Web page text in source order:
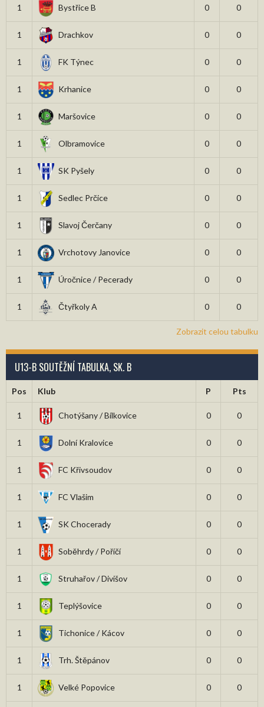
1 Bystřice B 0 0
1 Drachkov 0 0
1 FK Týnec 0 0
1 Krhanice 0 0
1 Maršovice 0 0
1 Olbramovice 0 0
1 SK Pyšely 0 0
1 Sedlec Prčice 0 0
1 Slavoj Čerčany 0 0
1 Vrchotovy Janovice 0 0
1 Úročnice / Pecerady 0 0
1 Čtyřkoly A 0 0
Zobrazit celou tabulku
U13-B SOUTĚŽNÍ TABULKA, SK. B
Pos Klub P Pts
1 Chotýšany / Bílkovice 0 0
1 Dolní Kralovice 0 0
1 FC Křivsoudov 0 0
1 FC Vlašim 0 0
1 SK Chocerady 0 0
1 Soběhrdy / Poříčí 0 0
1 Struhařov / Divišov 0 0
1 Teplýšovice 0 0
1 Tichonice / Kácov 0 0
1 Trh. Štěpánov 0 0
1 Velké Popovice 0 0